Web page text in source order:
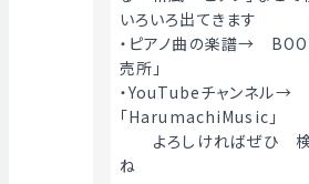
いろいろ出てきます
・ピアノ曲の楽譜→　
売所」
・YouTubeチャンネル→
「HarumachiMusic」
よろしければぜひ　検
ね